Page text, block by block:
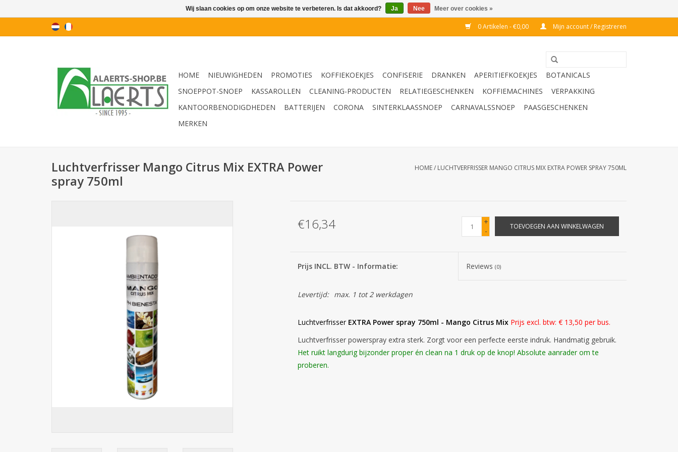
0 Artikelen - €0,00 Mijn account / Registreren
HOME NIEUWIGHEDEN PROMOTIES KOFFIEKOEKJES CONFISERIE DRANKEN APERITIEFKOEKJES
BOTANICALS
SNOEPPOT-SNOEP
KASSAROLLEN CLEANING-PRODUCTEN RELATIEGESCHENKEN KOFFIEMACHINES
VERPAKKING
KANTOORBENODIGDHEDEN
BATTERIJEN CORONA SINTERKLAASSNOEP CARNAVALSSNOEP
PAASGESCHENKEN
MERKEN
Luchtverfrisser Mango Citrus Mix EXTRA Power
spray 750ml
HOME/ LUCHTVERFRISSER MANGO CITRUS MIX EXTRA POWER SPRAY 750ML
€16,34
+
-
TOEVOEGEN AAN WINKELWAGEN
Prijs INCL. BTW - Informatie: Reviews(0)
Levertijd: max. 1 tot 2 werkdagen
LuchtverfrisserEXTRA Power spray 750ml - Mango Citrus Mix Prijs excl. btw: € 13,50 per bus.
Luchtverfrisser powerspray extra sterk. Zorgt voor een perfecte eerste indruk. Handmatig gebruik.
Het ruikt langdurig bijzonder proper én clean na 1 druk op de knop! Absolute aanrader om te
proberen.
Wij slaan cookies op om onze website te verbeteren. Is dat akkoord? Ja Nee Meer over cookies »